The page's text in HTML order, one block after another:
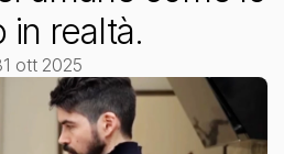
in realtà.
ott 2025